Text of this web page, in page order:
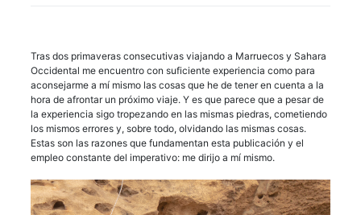
Tras dos primaveras consecutivas viajando a Marruecos y Sahara
Occidental me encuentro con suficiente experiencia como para
aconsejarme a mí mismo las cosas que he de tener en cuenta a la
hora de afrontar un próximo viaje. Y es que parece que a pesar de
la experiencia sigo tropezando en las mismas piedras, cometiendo
los mismos errores y, sobre todo, olvidando las mismas cosas.
Estas son las razones que fundamentan esta publicación y el
empleo constante del imperativo: me dirijo a mí mismo.